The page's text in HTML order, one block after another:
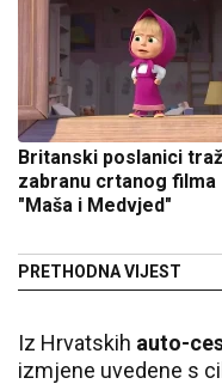
Britanski poslanici
zabranu crtanog filma
"Maša i Medvjed"
PRETHODNA VIJEST
Iz Hrvatskih auto-
izmjene uvedene s